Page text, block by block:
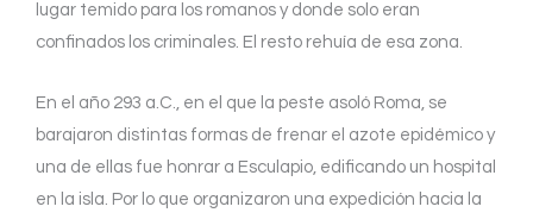
lugar temido para los romanos y donde solo eran
confinados los criminales. El resto rehuía de esa zona.
En el año 293 a.C., en el que la peste asoló Roma, se
barajaron distintas formas de frenar el azote epidémico y
una de ellas fue honrar a Esculapio, edificando un hospital
en la isla. Por lo que organizaron una expedición hacia la